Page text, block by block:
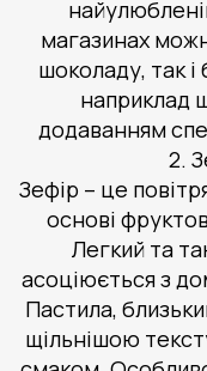
магазинах
шоколаду, так і
наприклад
додаванням
2.
Зефір – це
основі
Легкий та
асоціюється з
Пастила,
щільнішою